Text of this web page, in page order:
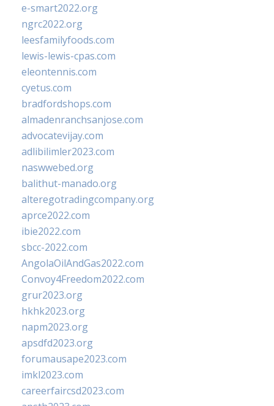
e-smart2022.org
ngrc2022.org
leesfamilyfoods.com
lewis-lewis-cpas.com
eleontennis.com
cyetus.com
bradfordshops.com
almadenranchsanjose.com
advocatevijay.com
adlibilimler2023.com
naswwebed.org
balithut-manado.org
alteregotradingcompany.org
aprce2022.com
ibie2022.com
sbcc-2022.com
AngolaOilAndGas2022.com
Convoy4Freedom2022.com
grur2023.org
hkhk2023.org
napm2023.org
apsdfd2023.org
forumausape2023.com
imkl2023.com
careerfaircsd2023.com